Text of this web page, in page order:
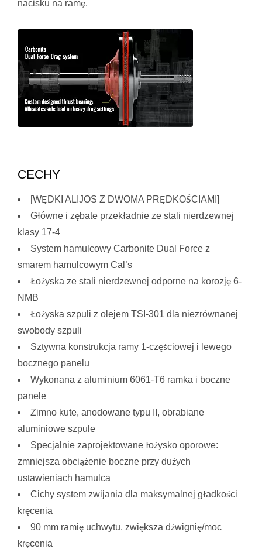
nacisku na ramę.
CECHY
[WĘDKI ALIJOS Z DWOMA PRĘDKOŚCIAMI]
Główne i zębate przekładnie ze stali nierdzewnej
klasy 17-4
System hamulcowy Carbonite Dual Force z
smarem hamulcowym Cal’s
Łożyska ze stali nierdzewnej odporne na korozję 6-
NMB
Łożyska szpuli z olejem TSI-301 dla niezrównanej
swobody szpuli
Sztywna konstrukcja ramy 1-częściowej i lewego
bocznego panelu
Wykonana z aluminium 6061-T6 ramka i boczne
panele
Zimno kute, anodowane typu II, obrabiane
aluminiowe szpule
Specjalnie zaprojektowane łożysko oporowe:
zmniejsza obciążenie boczne przy dużych
ustawieniach hamulca
Cichy system zwijania dla maksymalnej gładkości
kręcenia
90 mm ramię uchwytu, zwiększa dźwignię/moc
kręcenia